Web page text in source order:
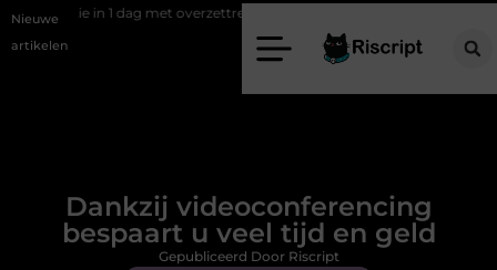
Nieuwe
artikelen
met overzettreden als slimme oplossing
Dankzij videoconferencing
bespaart u veel tijd en geld
Gepubliceerd Door Riscript